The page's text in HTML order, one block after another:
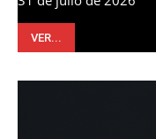
VER...